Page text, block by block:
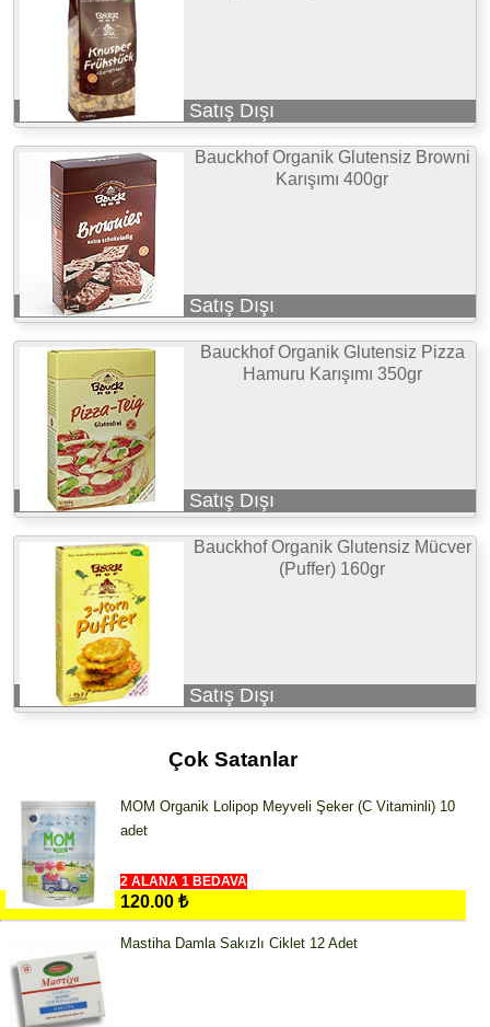
Satış Dışı
Bauckhof Organik Glutensiz Browni
Karışımı 400gr
Satış Dışı
Bauckhof Organik Glutensiz Pizza
Hamuru Karışımı 350gr
Satış Dışı
Bauckhof Organik Glutensiz Mücver
(Puffer) 160gr
Satış Dışı
Çok Satanlar
MOM Organik Lolipop Meyveli Şeker (C Vitaminli) 10
adet
2 ALANA 1 BEDAVA
120.00 ₺
Mastiha Damla Sakızlı Ciklet 12 Adet